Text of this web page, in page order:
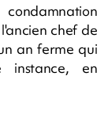
chef de
an ferme qui
instance, en